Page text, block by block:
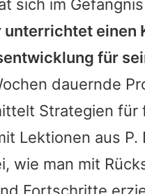
Promiflash
sich im
unterrichtet einen
für
dauernde
Strategien für
Lektionen aus P.
wie man mit